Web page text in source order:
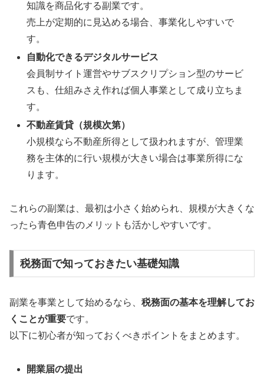
知識を商品化する副業です。
売上が定期的に見込める場合、事業化しやすいで
す。
自動化できるデジタルサービス
会員制サイト運営やサブスクリプション型のサービ
スも、仕組みさえ作れば個人事業として成り立ちま
す。
不動産賃貸（規模次第）
小規模なら不動産所得として扱われますが、管理業
務を主体的に行い規模が大きい場合は事業所得にな
ります。
これらの副業は、最初は小さく始められ、規模が大きくな
ったら青色申告のメリットも活かしやすいです。
税務面で知っておきたい基礎知識
副業を事業として始めるなら、 税務面の基本を理解してお
くことが重要です。
以下に初心者が知っておくべきポイントをまとめます。
開業届の提出